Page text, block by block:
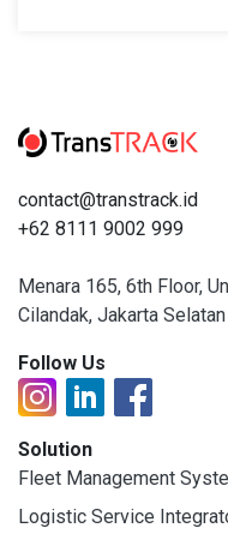
contact@transtrack.id
+62 8111 9002 999
Menara 165, 6th Floor,
Cilandak, Jakarta
Follow Us
Solution
Fleet Management
Logistic Service